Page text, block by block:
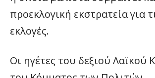
προεκλογική εκστρατεία για
εκλογές.
Οι ηγέτες του δεξιού Λαϊκού